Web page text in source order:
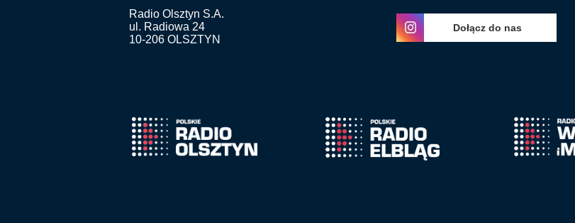
Radio Olsztyn S.A.
ul. Radiowa 24
10-206 OLSZTYN
Dołącz do nas